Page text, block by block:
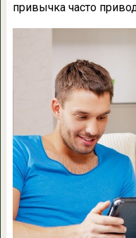
привычка часто